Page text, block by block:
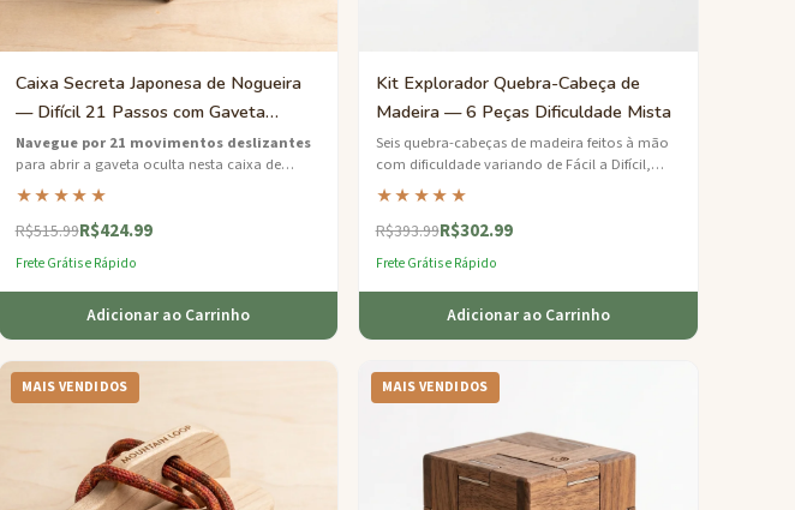
Caixa Secreta Japonesa de Nogueira
— Difícil 21 Passos com Gaveta
Oculta
Navegue por 21 movimentos deslizantes
para abrir a gaveta oculta nesta caixa de
quebra-cabeça japonesa de noz — um desafio
para a memória e o tato.
★★★★★
R$515.99R$424.99
Frete Grátis e Rápido
Adicionar ao Carrinho
Kit Explorador Quebra-Cabeça de
Madeira — 6 Peças Dificuldade Mista
Seis quebra-cabeças de madeira feitos à mão
com dificuldade variando de Fácil a Difícil,
apresentados em uma bandeja de bambu
sustentável.
★★★★★
R$393.99R$302.99
Frete Grátis e Rápido
Adicionar ao Carrinho
MAIS VENDIDOS MAIS VENDIDOS